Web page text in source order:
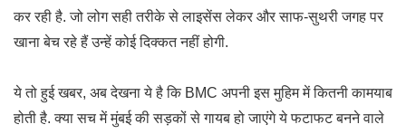
कर रही है. जो लोग सही तरीके से लाइसेंस लेकर और साफ-सुथरी जगह पर
खाना बेच रहे हैं उन्हें कोई दिक्कत नहीं होगी.
ये तो हुई खबर, अब देखना ये है कि BMC अपनी इस मुहिम में कितनी कामयाब
होती है. क्या सच में मुंबई की सड़कों से गायब हो जाएंगे ये फटाफट बनने वाले